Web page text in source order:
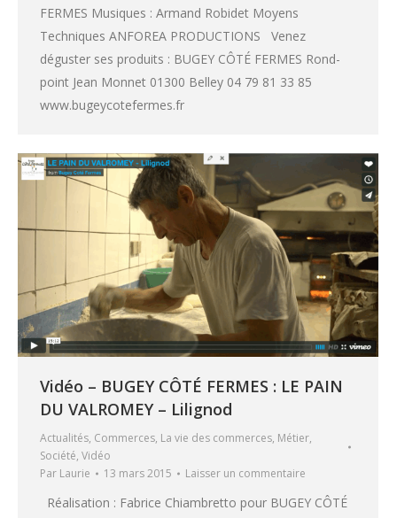
FERMES Musiques : Armand Robidet Moyens
Techniques ANFOREA PRODUCTIONS Venez
déguster ses produits : BUGEY CÔTÉ FERMES Rond-
point Jean Monnet 01300 Belley 04 79 81 33 85
www.bugeycotefermes.fr
Vidéo – BUGEY CÔTÉ FERMES : LE PAIN
DU VALROMEY – Lilignod
Actualités, Commerces, La vie des commerces, Métier,
Société, Vidéo
Par Laurie 13 mars 2015 Laisser un commentaire
Réalisation : Fabrice Chiambretto pour BUGEY CÔTÉ